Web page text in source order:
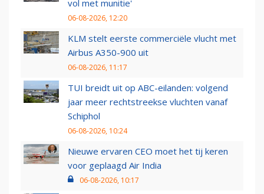
vol met munitie'
06-08-2026, 12:20
KLM stelt eerste commerciële vlucht met
Airbus A350-900 uit
06-08-2026, 11:17
TUI breidt uit op ABC-eilanden: volgend
jaar meer rechtstreekse vluchten vanaf
Schiphol
06-08-2026, 10:24
Nieuwe ervaren CEO moet het tij keren
voor geplaagd Air India
06-08-2026, 10:17